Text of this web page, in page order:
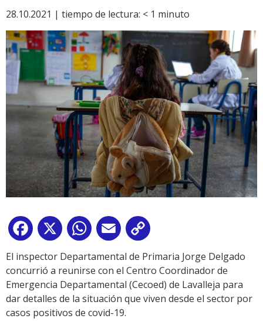
28.10.2021 | tiempo de lectura: < 1 minuto
Facebook
X WhatsApp
Email
Link
El inspector Departamental de Primaria Jorge Delgado
concurrió a reunirse con el Centro Coordinador de
Emergencia Departamental (Cecoed) de Lavalleja para
dar detalles de la situación que viven desde el sector por
casos positivos de covid-19.